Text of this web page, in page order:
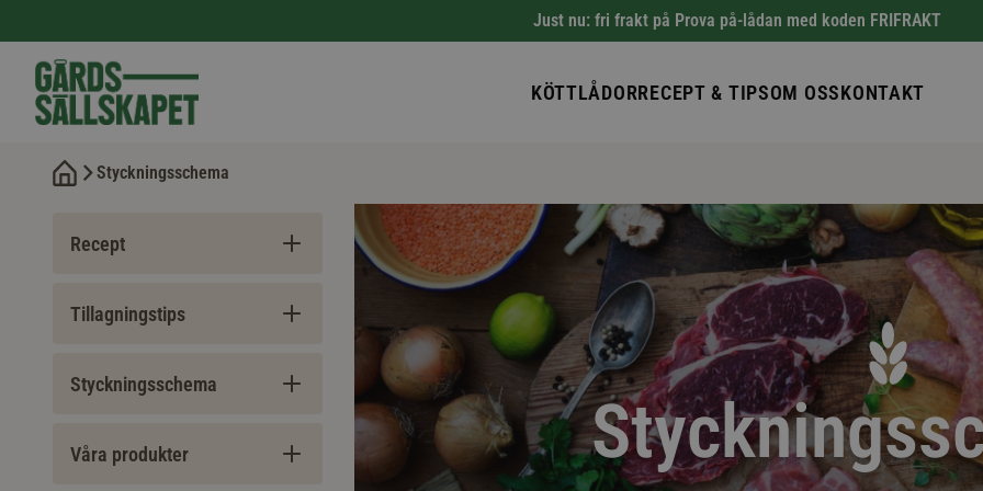
Just nu: fri frakt på Prova på-lådan med koden FRIFRAKT
KÖTTLÅDORRECEPT & TIPSOM OSSKONTAKT
Styckningsschema
Recept
Tillagningstips
Styckningsschema
Våra produkter